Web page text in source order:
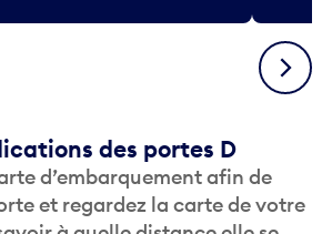
Suivant
d’embarquement afin de
et regardez la carte de votre
à quelle distance elle se